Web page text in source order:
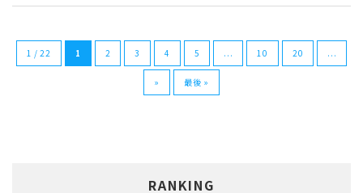
1 / 22 1 2 3 4 5 ... 10 20 ...
» 最後 »
RANKING